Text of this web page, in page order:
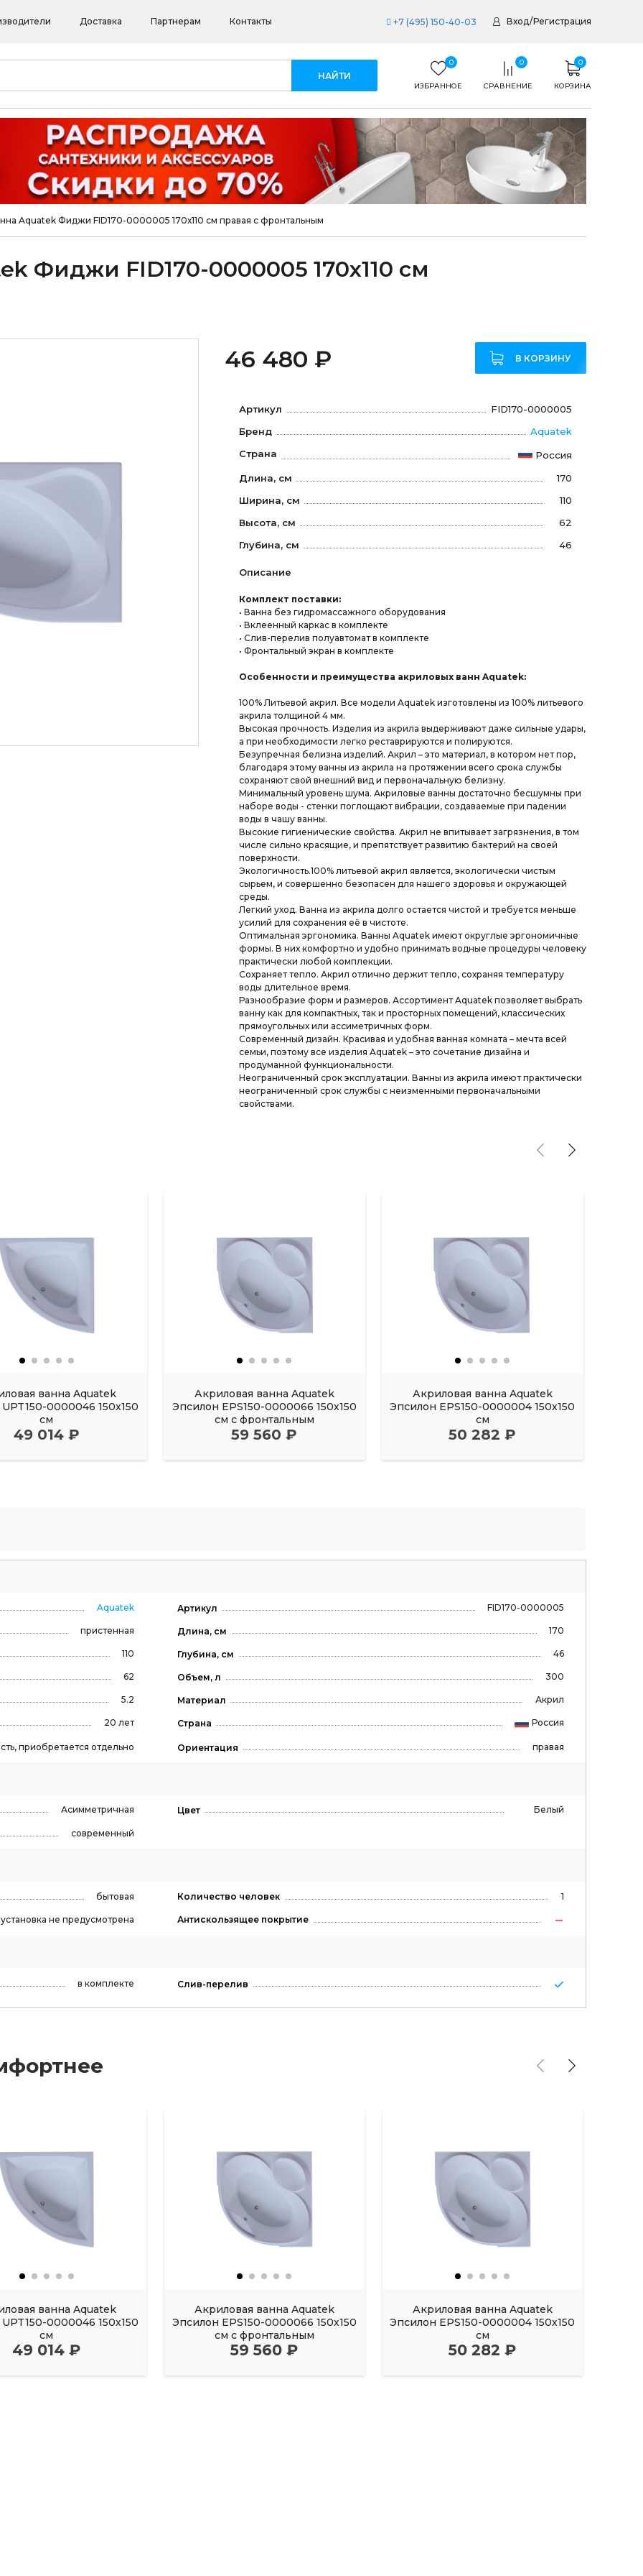
Доставка Партнерам Контакты +7 (495) 150-40-03 Вход/Регистрация
0
ИЗБРАННОЕ
0
СРАВНЕНИЕ
0
КОРЗИНА
Aquatek Фиджи FID170-0000005 170х110 см правая с фронтальным
Фиджи FID170-0000005 170х110 см
46 480 ₽ В КОРЗИНУ
Артикул
FID170-0000005
Бренд
Aquatek
Страна
Россия
Длина, см
170
Ширина, см
110
Высота, см
62
Глубина, см
46
Описание
Комплект поставки:
• Ванна без гидромассажного оборудования
• Вклеенный каркас в комплекте
• Слив-перелив полуавтомат в комплекте
• Фронтальный экран в комплекте
Особенности и преимущества акриловых ванн Aquatek:
100% Литьевой акрил. Все модели Aquatek изготовлены из 100% литьевого
акрила толщиной 4 мм.
Высокая прочность. Изделия из акрила выдерживают даже сильные удары,
а при необходимости легко реставрируются и полируются.
Безупречная белизна изделий. Акрил – это материал, в котором нет пор,
благодаря этому ванны из акрила на протяжении всего срока службы
сохраняют свой внешний вид и первоначальную белизну.
Минимальный уровень шума. Акриловые ванны достаточно бесшумны при
наборе воды - стенки поглощают вибрации, создаваемые при падении
воды в чашу ванны.
Высокие гигиенические свойства. Акрил не впитывает загрязнения, в том
числе сильно красящие, и препятствует развитию бактерий на своей
поверхности.
Экологичность.100% литьевой акрил является, экологически чистым
сырьем, и совершенно безопасен для нашего здоровья и окружающей
среды.
Легкий уход. Ванна из акрила долго остается чистой и требуется меньше
усилий для сохранения её в чистоте.
Оптимальная эргономика. Ванны Aquatek имеют округлые эргономичные
формы. В них комфортно и удобно принимать водные процедуры человеку
практически любой комплекции.
Сохраняет тепло. Акрил отлично держит тепло, сохраняя температуру
воды длительное время.
Разнообразие форм и размеров. Ассортимент Aquatek позволяет выбрать
ванну как для компактных, так и просторных помещений, классических
прямоугольных или ассиметричных форм.
Современный дизайн. Красивая и удобная ванная комната – мечта всей
семьи, поэтому все изделия Aquatek – это сочетание дизайна и
продуманной функциональности.
Неограниченный срок эксплуатации. Ванны из акрила имеют практически
неограниченный срок службы с неизменными первоначальными
свойствами.
ванна Aquatek
0000046 150х150
см
49 014 ₽
Акриловая ванна Aquatek
Эпсилон EPS150-0000066 150х150
см с фронтальным
59 560 ₽
Акриловая ванна Aquatek
Эпсилон EPS150-0000004 150х150
см
50 282 ₽
Aquatek Артикул FID170-0000005
пристенная Длина, см 170
110 Глубина, см 46
62 Объем, л 300
5.2 Материал Акрил
20 лет Страна Россия
приобретается отдельно Ориентация правая
Асимметричная Цвет Белый
современный
бытовая Количество человек 1
не предусмотрена Антискользящее покрытие
в комплекте Слив-перелив
ванна Aquatek
0000046 150х150
см
49 014 ₽
Акриловая ванна Aquatek
Эпсилон EPS150-0000066 150х150
см с фронтальным
59 560 ₽
Акриловая ванна Aquatek
Эпсилон EPS150-0000004 150х150
см
50 282 ₽